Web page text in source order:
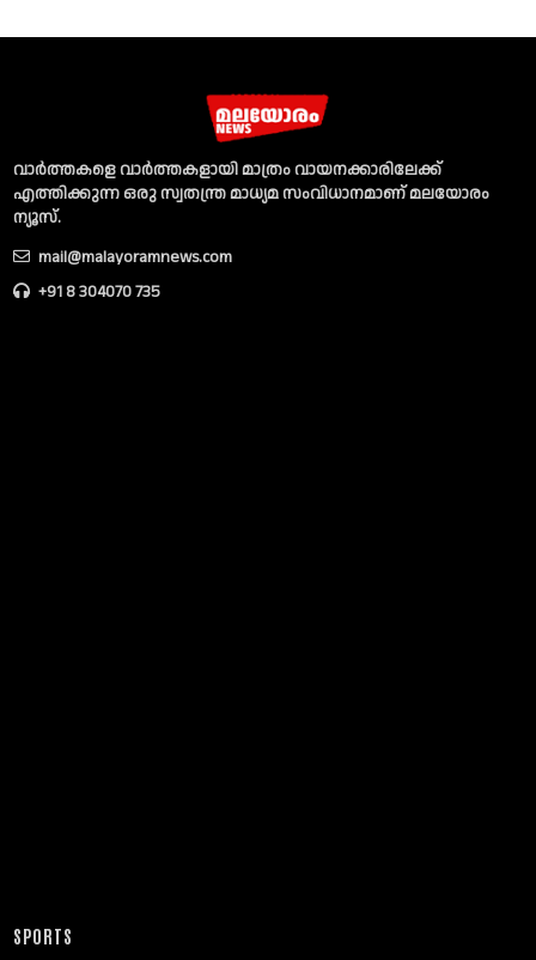
വാര്‍ത്തകളെ വാര്‍ത്തകളായി മാത്രം വായനക്കാരിലേക്ക്
എത്തിക്കുന്ന ഒരു സ്വതന്ത്ര മാധ്യമ സംവിധാനമാണ് മലയോരം
ന്യൂസ്‌.
mail@malayoramnews.com
+91 8 304070 735
SPORTS